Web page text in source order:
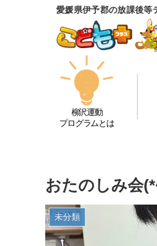
愛媛県伊予郡の放課後
柳沢運動
プログラムとは
おたのしみ会
未分類